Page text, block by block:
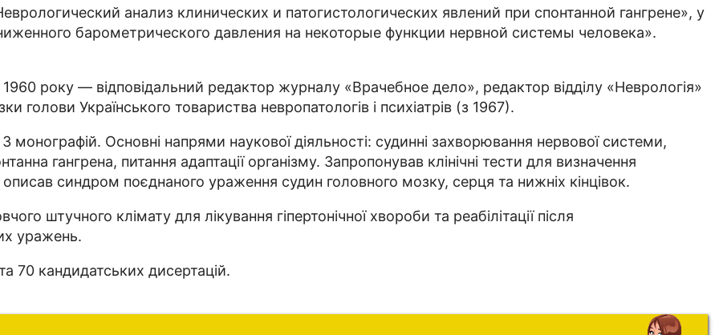
анализ клинических и патогистологических явлений при спонтанной гангрене», у
барометрического давления на некоторые функции нервной системы человека».
року — відповідальний редактор журналу «Врачебное дело», редактор відділу «Неврологія»
голови Українського товариства невропатологів і психіатрів (з 1967).
Основні напрями наукової діяльності: судинні захворювання нервової системи,
гангрена, питання адаптації організму. Запропонував клінічні тести для визначення
описав синдром поєднаного ураження судин головного мозку, серця та нижніх кінцівок.
штучного клімату для лікування гіпертонічної хвороби та реабілітації після
уражень.
70 кандидатських дисертацій.